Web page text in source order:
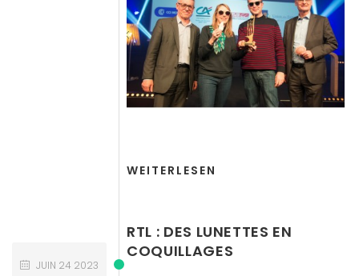
WEITERLESEN
RTL : DES LUNETTES EN
COQUILLAGES
JUIN 24 2023